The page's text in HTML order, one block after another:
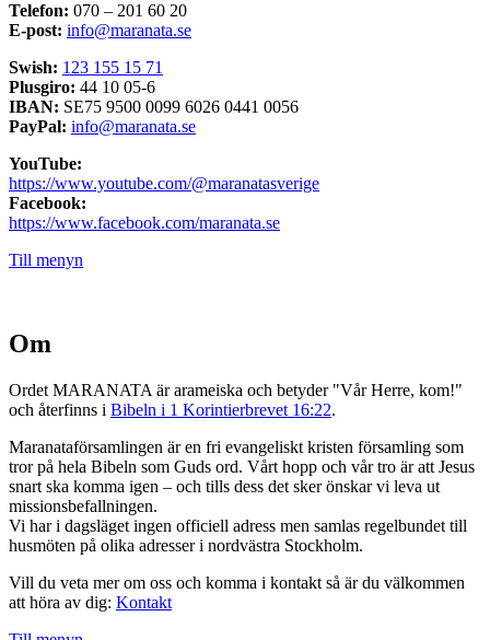
Telefon: 070 – 201 60 20
E-post: info@maranata.se
Swish: 123 155 15 71
Plusgiro: 44 10 05-6
IBAN: SE75 9500 0099 6026 0441 0056
PayPal: info@maranata.se
YouTube:
https://www.youtube.com/@maranatasverige
Facebook:
https://www.facebook.com/maranata.se
Till menyn
Om
Ordet MARANATA är arameiska och betyder "Vår Herre, kom!"
och återfinns i Bibeln i 1 Korintierbrevet 16:22.
Maranataförsamlingen är en fri evangeliskt kristen församling som
tror på hela Bibeln som Guds ord. Vårt hopp och vår tro är att Jesus
snart ska komma igen – och tills dess det sker önskar vi leva ut
missionsbefallningen.
Vi har i dagsläget ingen officiell adress men samlas regelbundet till
husmöten på olika adresser i nordvästra Stockholm.
Vill du veta mer om oss och komma i kontakt så är du välkommen
att höra av dig: Kontakt